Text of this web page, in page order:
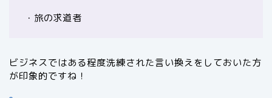
・旅の求道者
ビジネスではある程度洗練された言い換えをしておいた方
が印象的ですね！